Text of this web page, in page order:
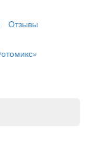
Отзывы